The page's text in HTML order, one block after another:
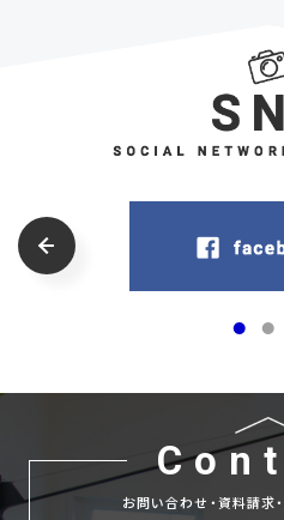
お問い合わせ・資料請求